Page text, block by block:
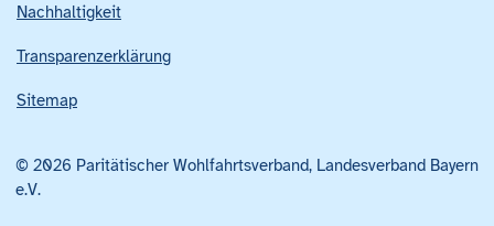
Nachhaltigkeit
Transparenzerklärung
Sitemap
© 2026 Paritätischer Wohlfahrtsverband, Landesverband Bayern
e.V.